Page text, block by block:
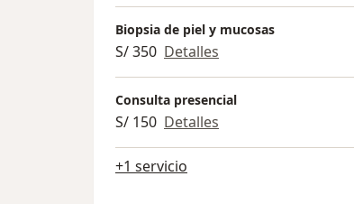
Biopsia de piel y mucosas
S/ 350 Detalles
Consulta presencial
S/ 150 Detalles
+1 servicio